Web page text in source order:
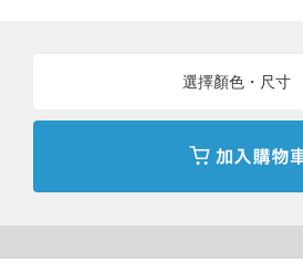
選擇顏色・尺寸